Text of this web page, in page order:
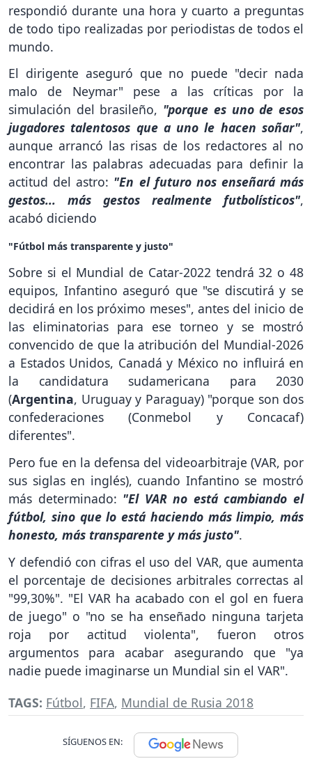
respondió durante una hora y cuarto a preguntas
de todo tipo realizadas por periodistas de todos el
mundo.
El dirigente aseguró que no puede "decir nada
malo de Neymar" pese a las críticas por la
simulación del brasileño, "porque es uno de esos
jugadores talentosos que a uno le hacen soñar",
aunque arrancó las risas de los redactores al no
encontrar las palabras adecuadas para definir la
actitud del astro: "En el futuro nos enseñará más
gestos... más gestos realmente futbolísticos",
acabó diciendo
"Fútbol más transparente y justo"
Sobre si el Mundial de Catar-2022 tendrá 32 o 48
equipos, Infantino aseguró que "se discutirá y se
decidirá en los próximo meses", antes del inicio de
las eliminatorias para ese torneo y se mostró
convencido de que la atribución del Mundial-2026
a Estados Unidos, Canadá y México no influirá en
la candidatura sudamericana para 2030
(Argentina, Uruguay y Paraguay) "porque son dos
confederaciones (Conmebol y Concacaf)
diferentes".
Pero fue en la defensa del videoarbitraje (VAR, por
sus siglas en inglés), cuando Infantino se mostró
más determinado: "El VAR no está cambiando el
fútbol, sino que lo está haciendo más limpio, más
honesto, más transparente y más justo".
Y defendió con cifras el uso del VAR, que aumenta
el porcentaje de decisiones arbitrales correctas al
"99,30%". "El VAR ha acabado con el gol en fuera
de juego" o "no se ha enseñado ninguna tarjeta
roja por actitud violenta", fueron otros
argumentos para acabar asegurando que "ya
nadie puede imaginarse un Mundial sin el VAR".
TAGS: Fútbol, FIFA, Mundial de Rusia 2018
SÍGUENOS EN: